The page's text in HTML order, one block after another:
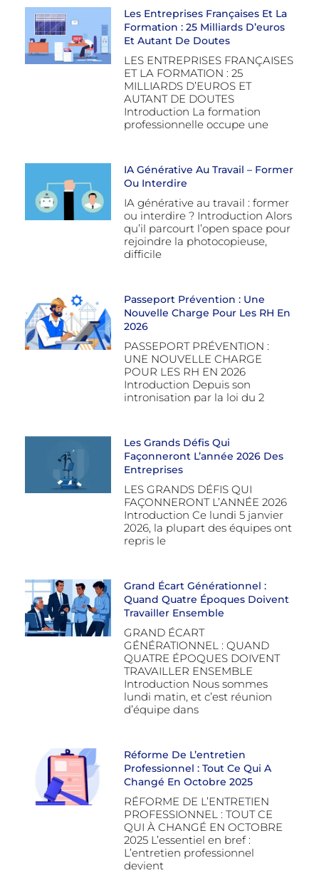
Les Entreprises Françaises Et La
Formation : 25 Milliards D’euros
Et Autant De Doutes
LES ENTREPRISES FRANÇAISES
ET LA FORMATION : 25
MILLIARDS D’EUROS ET
AUTANT DE DOUTES
Introduction La formation
professionnelle occupe une
IA Générative Au Travail – Former
Ou Interdire
IA générative au travail : former
ou interdire ? Introduction Alors
qu’il parcourt l’open space pour
rejoindre la photocopieuse,
difficile
Passeport Prévention : Une
Nouvelle Charge Pour Les RH En
2026
PASSEPORT PRÉVENTION :
UNE NOUVELLE CHARGE
POUR LES RH EN 2026
Introduction Depuis son
intronisation par la loi du 2
Les Grands Défis Qui
Façonneront L’année 2026 Des
Entreprises
LES GRANDS DÉFIS QUI
FAÇONNERONT L’ANNÉE 2026
Introduction Ce lundi 5 janvier
2026, la plupart des équipes ont
repris le
Grand Écart Générationnel :
Quand Quatre Époques Doivent
Travailler Ensemble
GRAND ÉCART
GÉNÉRATIONNEL : QUAND
QUATRE ÉPOQUES DOIVENT
TRAVAILLER ENSEMBLE
Introduction Nous sommes
lundi matin, et c’est réunion
d’équipe dans
Réforme De L’entretien
Professionnel : Tout Ce Qui A
Changé En Octobre 2025
RÉFORME DE L’ENTRETIEN
PROFESSIONNEL : TOUT CE
QUI À CHANGÉ EN OCTOBRE
2025 L’essentiel en bref :
L’entretien professionnel
devient